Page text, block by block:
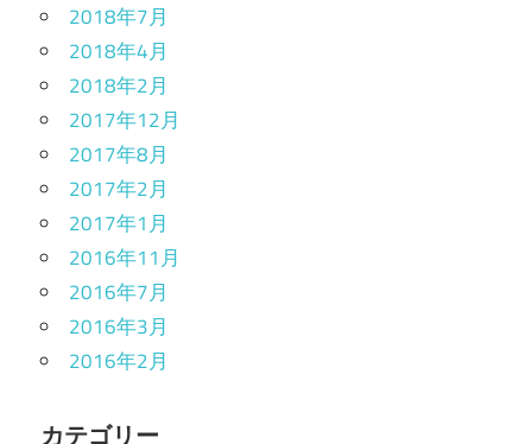
2018年7月
2018年4月
2018年2月
2017年12月
2017年8月
2017年2月
2017年1月
2016年11月
2016年7月
2016年3月
2016年2月
カテゴリー